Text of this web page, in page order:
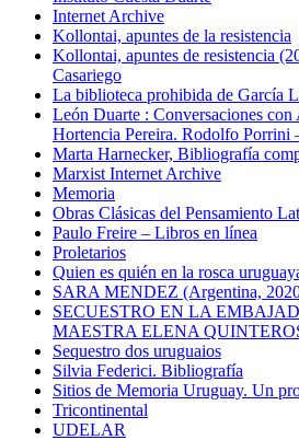
Internet Archive
Kollontai, apuntes de la resistencia
Kollontai, apuntes de resistencia
Casariego
La biblioteca prohibida de García
León Duarte : Conversaciones
Hortencia Pereira. Rodolfo Porrini
Marta Harnecker, Bibliografía
Marxist Internet Archive
Memoria
Obras Clásicas del Pensamiento
Paulo Freire – Libros en línea
Proletarios
Quien es quién en la rosca
SARA MENDEZ (Argentina,
SECUESTRO EN LA
MAESTRA ELENA
Sequestro dos uruguaios
Silvia Federici. Bibliografía
Sitios de Memoria Uruguay. Un
Tricontinental
UDELAR